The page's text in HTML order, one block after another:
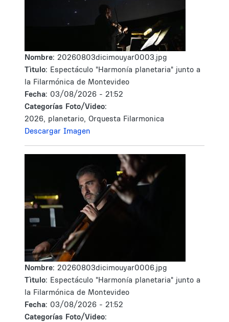
Nombre: 20260803dicimouyar0003.jpg
Tìtulo: Espectáculo "Harmonía planetaria" junto a
la Filarmónica de Montevideo
Fecha: 03/08/2026 - 21:52
Categorías Foto/Video:
2026, planetario, Orquesta Filarmonica
Descargar Imagen
Nombre: 20260803dicimouyar0006.jpg
Tìtulo: Espectáculo "Harmonía planetaria" junto a
la Filarmónica de Montevideo
Fecha: 03/08/2026 - 21:52
Categorías Foto/Video: